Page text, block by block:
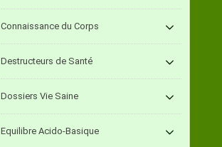
Connaissance du Corps
Destructeurs de Santé
Dossiers Vie Saine
Equilibre Acido-Basique